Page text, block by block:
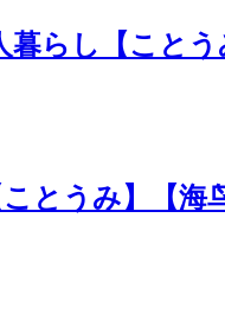
らし【ことう
とうみ】【海